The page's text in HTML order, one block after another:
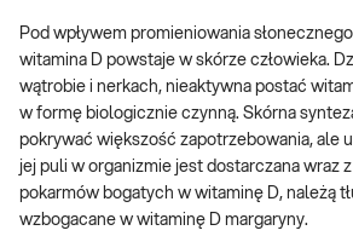
Pod wpływem promieniowania
witamina D powstaje w skórze człowieka.
wątrobie i nerkach, nieaktywna postać
w formę biologicznie czynną. Skórna
pokrywać większość zapotrzebowania, ale
jej puli w organizmie jest dostarczana wraz
pokarmów bogatych w witaminę D, należą
wzbogacane w witaminę D margaryny.